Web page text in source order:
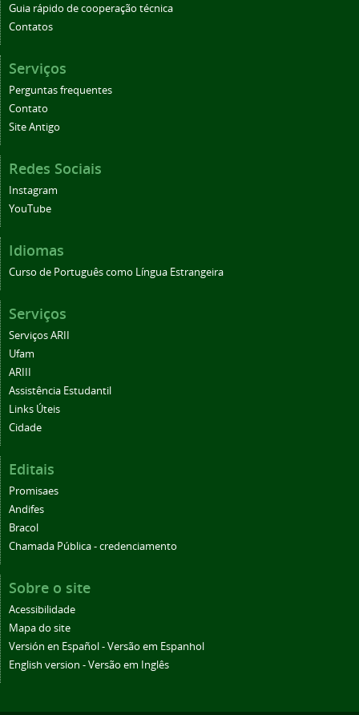
Guia rápido de cooperação técnica
Contatos
Serviços
Perguntas frequentes
Contato
Site Antigo
Redes Sociais
Instagram
YouTube
Idiomas
Curso de Português como Língua Estrangeira
Serviços
Serviços ARII
Ufam
ARIII
Assistência Estudantil
Links Úteis
Cidade
Editais
Promisaes
Andifes
Bracol
Chamada Pública - credenciamento
Sobre o site
Acessibilidade
Mapa do site
Versión en Español - Versão em Espanhol
English version - Versão em Inglês